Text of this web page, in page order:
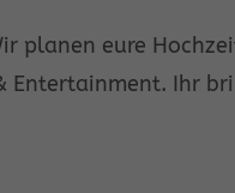
planen eure
Entertainment. Ihr